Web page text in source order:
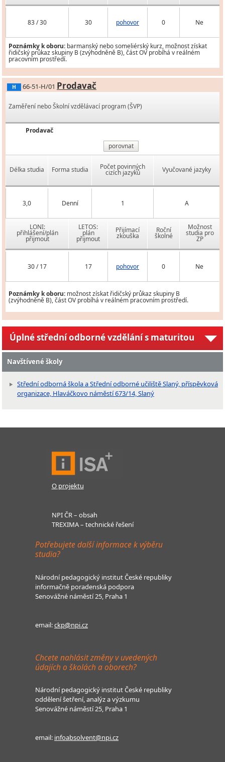
83 / 30 30 pohovor 0 Ne
Poznámky k oboru: barmanský nebo someliérský kurz, možnost získat
řidičský průkaz skupiny B (zvýhodněně B), část OV probíhá v reálném
pracovním prostředí.
H 66-51-H/01 Prodavač
Zaměření nebo Školní vzdělávací program (ŠVP)
Prodavač
porovnat
Délka studia Forma studia Počet povinných
cizích jazyků Vyučované jazyky
3,0 Denní 1 A
LONI:
přihlášení/plán
přijmout
LETOS:
plán
přijmout
Přijímací
zkouška
Roční
školné
Možnost
studia pro
ZP
30 / 17 17 pohovor 0 Ne
Poznámky k oboru: možnost získat řidičský průkaz skupiny B
(zvýhodněně B), část OV probíhá v reálném pracovním prostředí.
Úplné střední odborné vzdělání s maturitou
Navštívené školy
Střední odborná škola a Střední odborné učiliště Slaný, příspěvková
organizace, Hlaváčkovo náměstí 673/14, Slaný
O projektu
NPI ČR – obsah
TREXIMA – technické řešení
Potřebujete další informace k výběru
studia?
Národní pedagogický institut České republiky
informačně poradenská podpora
Senovážné náměstí 25, Praha 1
email:ckp@npi.cz
Chcete nahlásit změny v uvedených
údajích o školách a oborech?
Národní pedagogický institut České republiky
oddělení šetření, analýz a výzkumu
Senovážné náměstí 25, Praha 1
email: infoabsolvent@npi.cz